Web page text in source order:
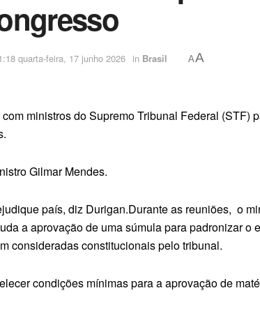
quarta-feira, 17 junho 2026 in Brasil AA
ministros do Supremo Tribunal Federal (STF)
Gilmar Mendes.
país, diz Durigan.Durante as reuniões, o
a aprovação de uma súmula para padronizar o
consideradas constitucionais pelo tribunal.
condições mínimas para a aprovação de